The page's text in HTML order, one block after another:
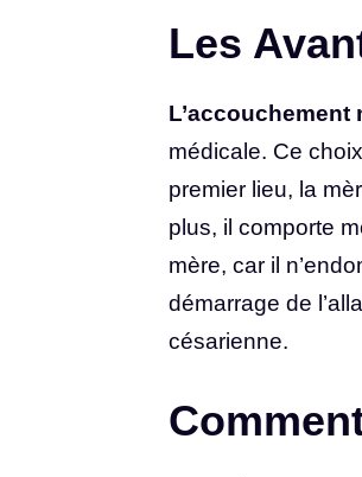
Les
L’accouchement
médicale. Ce
premier lieu, la
plus, il comporte
mère, car il
démarrage de
césarienne.